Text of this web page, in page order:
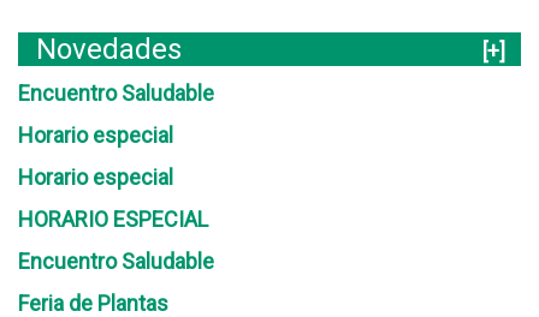
Novedades
[+]
Encuentro Saludable
Horario especial
Horario especial
HORARIO ESPECIAL
Encuentro Saludable
Feria de Plantas